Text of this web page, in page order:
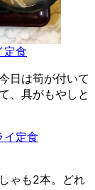
定食
日は筍が付いて
、具がもやしと
ゃも2本。どれ